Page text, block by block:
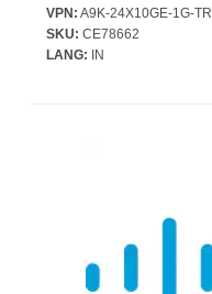
VPN: A9K-24X10GE-1G-TR
SKU: CE78662
LANG: IN